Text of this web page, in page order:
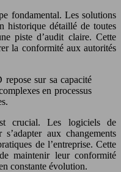
fondamental. Les solutions
historique détaillé de toutes
piste d’audit claire. Cette
la conformité aux autorités
sur sa capacité
en processus
crucial. Les logiciels de
aux changements
de l’entreprise. Cette
maintenir leur conformité
constante évolution.